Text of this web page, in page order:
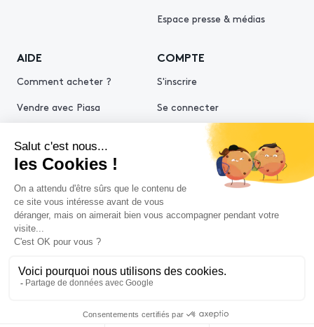
Espace presse & médias
AIDE
Comment acheter ?
Vendre avec Piasa
COMPTE
S'inscrire
Se connecter
Politiques de confidentialitéPolitique cookies
Conditions générales d'utilisation